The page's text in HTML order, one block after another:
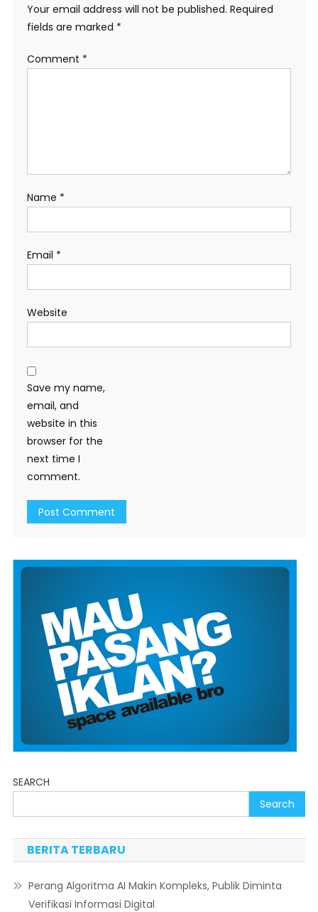
Your email address will not be published. Required
fields are marked *
Comment *
Name *
Email *
Website
Save my name,
email, and
website in this
browser for the
next time I
comment.
SEARCH
Search
BERITA TERBARU
Perang Algoritma AI Makin Kompleks, Publik Diminta
Verifikasi Informasi Digital